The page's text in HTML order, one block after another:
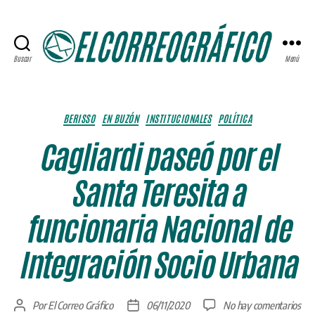
Buscar Menú
Categorías
BERISSO EN BUZÓN INSTITUCIONALES POLÍTICA
Cagliardi paseó por el
Santa Teresita a
funcionaria Nacional de
Integración Socio Urbana
AutorPorEl Correo Gráfico
Fecha06/11/2020 No hay comentariosen